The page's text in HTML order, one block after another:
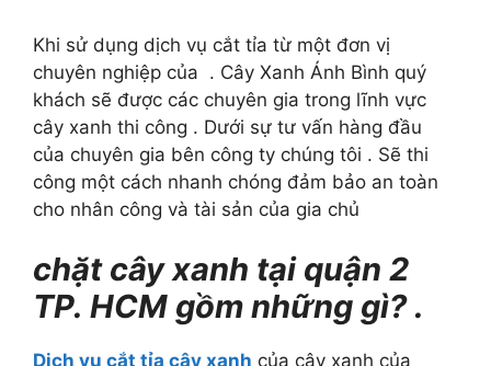
Khi sử dụng dịch vụ cắt tỉa từ một đơn vị
chuyên nghiệp của . Cây Xanh Ánh Bình quý
khách sẽ được các chuyên gia trong lĩnh vực
cây xanh thi công . Dưới sự tư vấn hàng đầu
của chuyên gia bên công ty chúng tôi . Sẽ thi
công một cách nhanh chóng đảm bảo an toàn
cho nhân công và tài sản của gia chủ
chặt cây xanh tại quận 2
TP. HCM gồm những gì? .
Dịch vụ cắt tỉa cây xanh của cây xanh của